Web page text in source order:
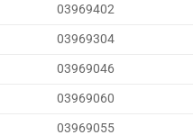
03969402
03969304
03969046
03969060
03969055